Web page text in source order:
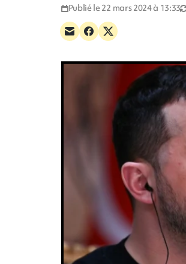
Publié le 22 mars 2024 à 13:33